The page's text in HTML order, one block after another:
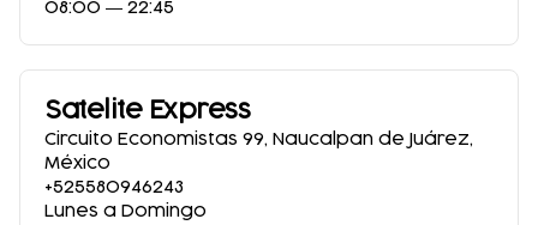
08:00 ― 22:45
Satelite Express
Circuito Economistas 99, Naucalpan de Juárez,
México
+525580946243
Lunes a Domingo